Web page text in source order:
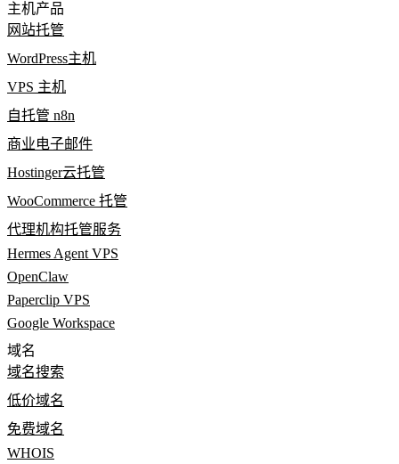
主机产品
网站托管
WordPress主机
VPS 主机
自托管 n8n
商业电子邮件
Hostinger云托管
WooCommerce 托管
代理机构托管服务
Hermes Agent VPS
OpenClaw
Paperclip VPS
Google Workspace
域名
域名搜索
低价域名
免费域名
WHOIS